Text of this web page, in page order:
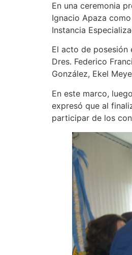
En una ceremonia
Ignacio Apaza
Instancia
El acto de posesión
Dres. Federico
González, Ekel
En este marco,
expresó que al
participar de los